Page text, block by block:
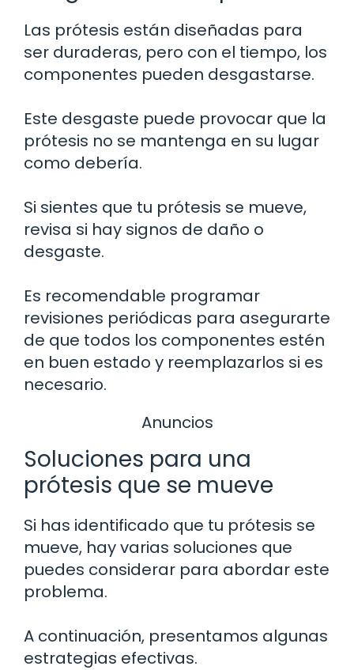
Las prótesis están diseñadas para
ser duraderas, pero con el tiempo, los
componentes pueden desgastarse.
Este desgaste puede provocar que la
prótesis no se mantenga en su lugar
como debería.
Si sientes que tu prótesis se mueve,
revisa si hay signos de daño o
desgaste.
Es recomendable programar
revisiones periódicas para asegurarte
de que todos los componentes estén
en buen estado y reemplazarlos si es
necesario.
Anuncios
Soluciones para una
prótesis que se mueve
Si has identificado que tu prótesis se
mueve, hay varias soluciones que
puedes considerar para abordar este
problema.
A continuación, presentamos algunas
estrategias efectivas.